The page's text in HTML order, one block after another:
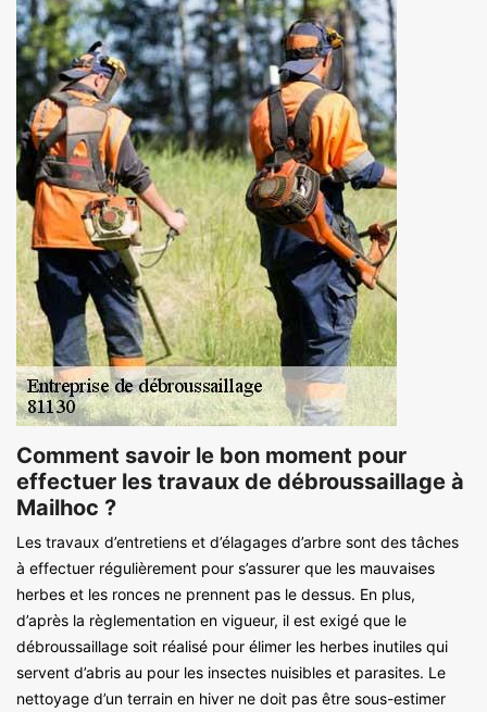
Comment savoir le bon moment pour
effectuer les travaux de débroussaillage à
Mailhoc ?
Les travaux d’entretiens et d’élagages d’arbre sont des tâches
à effectuer régulièrement pour s’assurer que les mauvaises
herbes et les ronces ne prennent pas le dessus. En plus,
d’après la règlementation en vigueur, il est exigé que le
débroussaillage soit réalisé pour élimer les herbes inutiles qui
servent d’abris au pour les insectes nuisibles et parasites. Le
nettoyage d’un terrain en hiver ne doit pas être sous-estimer